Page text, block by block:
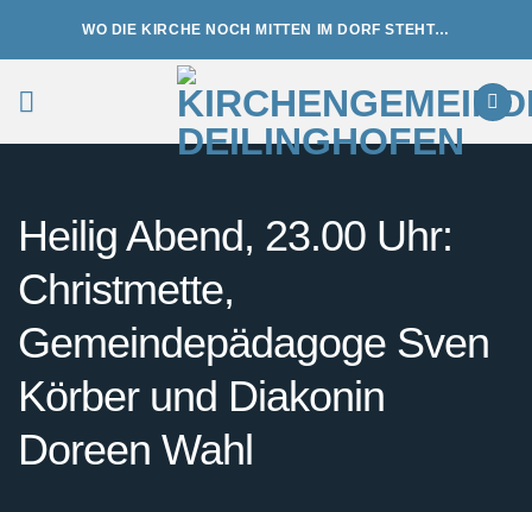
WO DIE KIRCHE NOCH MITTEN IM DORF STEHT…
Heilig Abend, 23.00 Uhr:
Christmette,
Gemeindepädagoge Sven
Körber und Diakonin
Doreen Wahl